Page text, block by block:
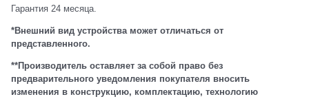
Гарантия 24 месяца.
*Внешний вид устройства может отличаться от
представленного.
**Производитель оставляет за собой право без
предварительного уведомления покупателя вносить
изменения в конструкцию, комплектацию, технологию